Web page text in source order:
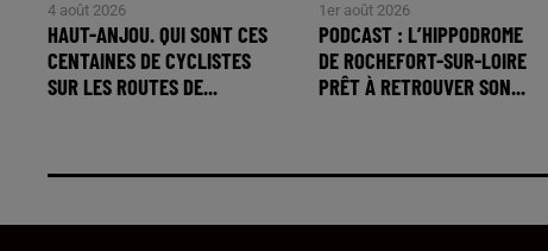
4 août 2026
HAUT-ANJOU. QUI SONT CES
CENTAINES DE CYCLISTES
SUR LES ROUTES DE...
1er août 2026
PODCAST : L’HIPPODROME
DE ROCHEFORT-SUR-LOIRE
PRÊT À RETROUVER SON...